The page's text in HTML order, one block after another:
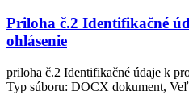
Priloha č.2 Identifikačné
ohlásenie
priloha č.2 Identifikačné údaje k
Typ súboru: DOCX dokument,